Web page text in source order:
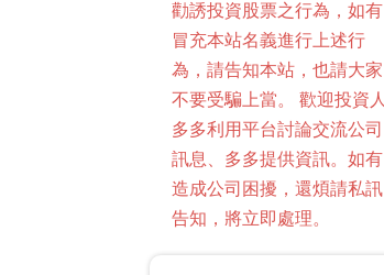
勸誘投資股票之行為，如有
冒充本站名義進行上述行
為，請告知本站，也請大家
不要受騙上當。 歡迎投資人
多多利用平台討論交流公司
訊息、多多提供資訊。如有
造成公司困擾，還煩請私訊
告知，將立即處理。